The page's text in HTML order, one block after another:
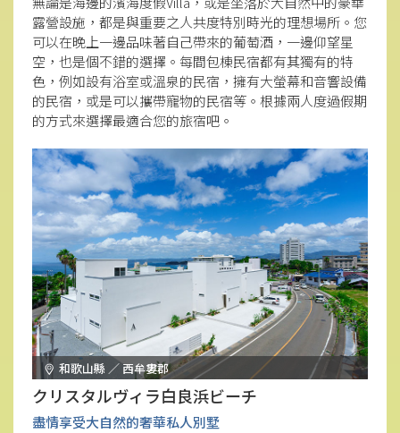
露營設施，都是與重要之人共度特別時光的理想場所。您
可以在晚上一邊品味著自己帶來的葡萄酒，一邊仰望星
空，也是個不錯的選擇。每間包棟民宿都有其獨有的特
色，例如設有浴室或溫泉的民宿，擁有大螢幕和音響設備
的民宿，或是可以攜帶寵物的民宿等。根據兩人度過假期
的方式來選擇最適合您的旅宿吧。
和歌山縣 ／ 西牟婁郡
クリスタルヴィラ白良浜ビーチ
盡情享受大自然的奢華私人別墅